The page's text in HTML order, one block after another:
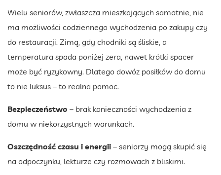
Wielu seniorów, zwłaszcza mieszkających samotnie, nie
ma możliwości codziennego wychodzenia po zakupy czy
do restauracji. Zimą, gdy chodniki są śliskie, a
temperatura spada poniżej zera, nawet krótki spacer
może być ryzykowny. Dlatego dowóz posiłków do domu
to nie luksus – to realna pomoc.
Bezpieczeństwo – brak konieczności wychodzenia z
domu w niekorzystnych warunkach.
Oszczędność czasu i energii – seniorzy mogą skupić się
na odpoczynku, lekturze czy rozmowach z bliskimi.